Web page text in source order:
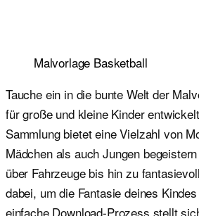
Malvorlage Basketball
Tauche ein in die bunte Welt der
für große und kleine Kinder
Sammlung bietet eine Vielzahl von
Mädchen als auch Jungen
über Fahrzeuge bis hin zu
dabei, um die Fantasie deines
einfache Download-Prozess stellt